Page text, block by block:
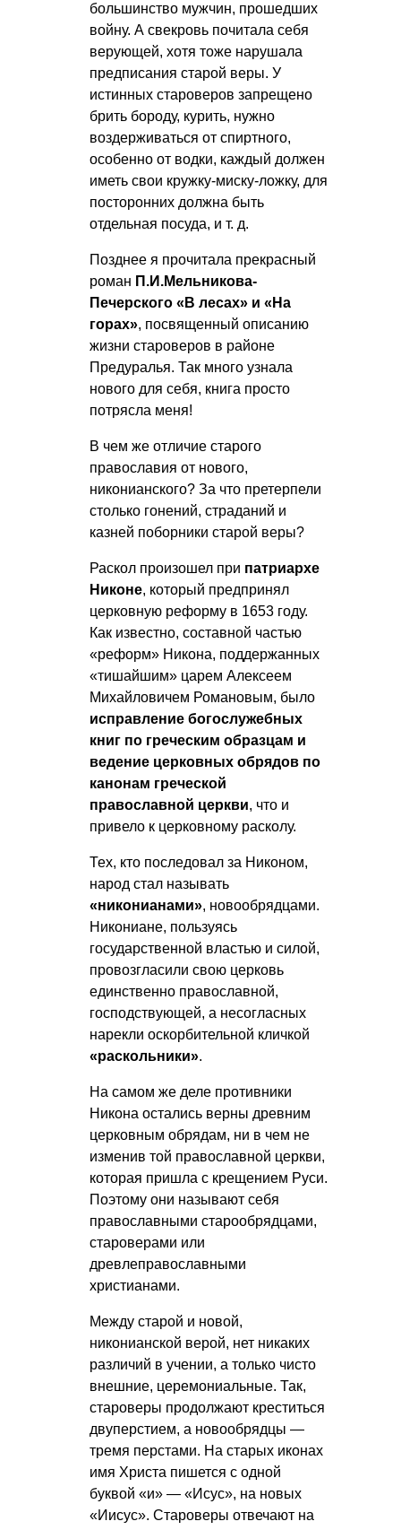
большинство мужчин, прошедших
войну. А свекровь почитала себя
верующей, хотя тоже нарушала
предписания старой веры. У
истинных староверов запрещено
брить бороду, курить, нужно
воздерживаться от спиртного,
особенно от водки, каждый должен
иметь свои кружку-миску-ложку, для
посторонних должна быть
отдельная посуда, и т. д.
Позднее я прочитала прекрасный
роман П.И.Мельникова-
Печерского «В лесах» и «На
горах», посвященный описанию
жизни староверов в районе
Предуралья. Так много узнала
нового для себя, книга просто
потрясла меня!
В чем же отличие старого
православия от нового,
никонианского? За что претерпели
столько гонений, страданий и
казней поборники старой веры?
Раскол произошел при патриархе
Никоне, который предпринял
церковную реформу в 1653 году.
Как известно, составной частью
«реформ» Никона, поддержанных
«тишайшим» царем Алексеем
Михайловичем Романовым, было
исправление богослужебных
книг по греческим образцам и
ведение церковных обрядов по
канонам греческой
православной церкви, что и
привело к церковному расколу.
Тех, кто последовал за Никоном,
народ стал называть
«никонианами», новообрядцами.
Никониане, пользуясь
государственной властью и силой,
провозгласили свою церковь
единственно православной,
господствующей, а несогласных
нарекли оскорбительной кличкой
«раскольники».
На самом же деле противники
Никона остались верны древним
церковным обрядам, ни в чем не
изменив той православной церкви,
которая пришла с крещением Руси.
Поэтому они называют себя
православными старообрядцами,
староверами или
древлеправославными
христианами.
Между старой и новой,
никонианской верой, нет никаких
различий в учении, а только чисто
внешние, церемониальные. Так,
староверы продолжают креститься
двуперстием, а новообрядцы —
тремя перстами. На старых иконах
имя Христа пишется с одной
буквой «и» — «Исус», на новых
«Иисус». Староверы отвечают на